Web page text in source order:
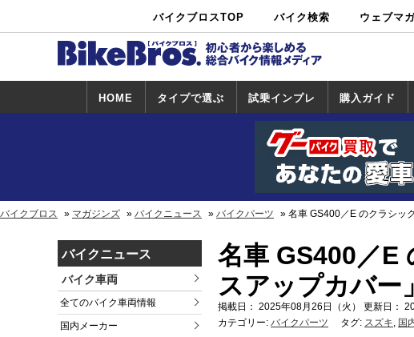
バイクブロスTOP バイク検索
中古バイ
ク・新車検
カタログ検
索
ショップ検
索
ウェブマ
HOME タイプで選ぶ 試乗インプレ
試乗インプレ
一覧
ホンダ
ヤマハ
スズキ
カワサキ
ハーレー
BMW
トライアンフ
ドゥカティ
購入ガイド
一覧
バイクブロス マガジンズ バイクニュース バイクパーツ 名車 GS400／E のクラシッ
バイクニュース
バイク車両
全てのバイク車両情報
国内メーカー
名車 GS400／E
スアップカバー
掲載日： 2025年08月26日（火） 更新日：
カテゴリー: バイクパーツ タグ: スズキ, 国